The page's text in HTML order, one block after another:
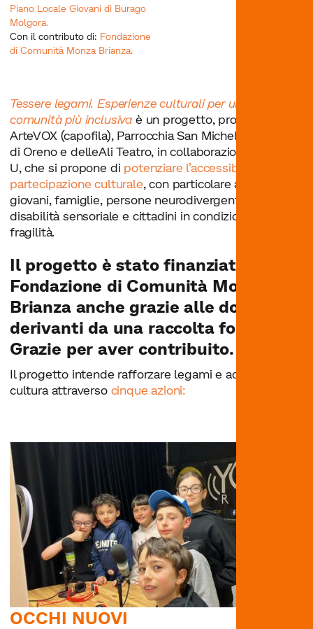
Tessere legami. Esperienze culturali per una
comunità più inclusiva è un progetto, promosso da
ArteVOX (capofila), Parrocchia San Michele Arcangelo
di Oreno e delleAli Teatro, in collaborazione con Art-
U, che si propone di potenziare l’accessibilità e la
partecipazione culturale, con particolare attenzione a
giovani, famiglie, persone neurodivergenti e con
disabilità sensoriale e cittadini in condizioni di
fragilità.
Il progetto è stato finanziato da
Fondazione di Comunità Monza
Brianzaanche grazie alle donazioni
derivanti da una raccolta fondi.
Grazie per aver contribuito.
Il progetto intende rafforzare legami e accesso alla
cultura attraverso cinque azioni:
OCCHI NUOVI
Piano Locale Giovani di Burago
Molgora.
Con il contributo di: Fondazione
di Comunità Monza Brianza.